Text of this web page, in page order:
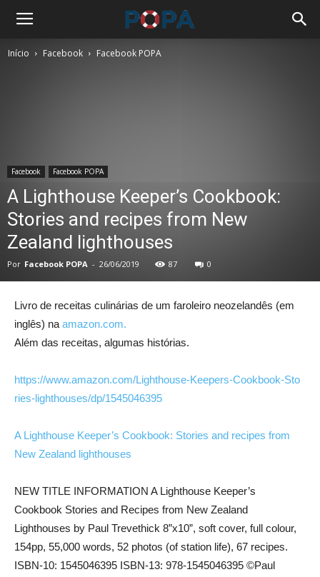
Início Facebook Facebook POPA
Facebook Facebook POPA
A Lighthouse Keeper’s Cookbook:
Stories and recipes from New
Zealand lighthouses
Por Facebook POPA - 26/06/2019 87 0
Livro de receitas culinárias de um faroleiro neozelandês (em
inglês) na amazon.com.
Além das receitas, algumas histórias.
https://www.amazon.com/Lighthouse-Keepers-Cookbook-Sto
ries-lighthouses/dp/1545046395
A Lighthouse Keeper’s Cookbook: Stories and recipes from
New Zealand lighthouses
NEW TITLE INFORMATION A Lighthouse Keeper’s
Cookbook Stories and Recipes from New Zealand
Lighthouses by Paul Trevethick 8”x10”, soft cover, full colour,
154pp, 55,000 words, 52 photos (of station life), 67 recipes.
ISBN-10: 1545046395 ISBN-13: 978-1545046395 ©Paul